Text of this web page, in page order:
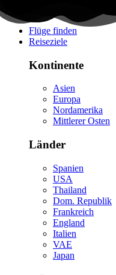
Flüge finden
Reiseziele
Kontinente
Asien
Europa
Nordamerika
Mittlerer Osten
Länder
Spanien
USA
Thailand
Dom. Republik
Frankreich
England
Italien
VAE
Japan